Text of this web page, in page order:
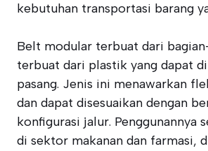
kebutuhan transportasi barang
Belt modular terbuat dari
terbuat dari plastik yang dapat
pasang. Jenis ini menawarkan
dan dapat disesuaikan dengan
konfigurasi jalur. Penggunannya
di sektor makanan dan farmasi,